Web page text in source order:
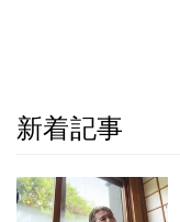
新着記事